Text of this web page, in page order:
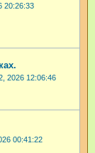
20:26:33
2026 12:06:46
00:41:22